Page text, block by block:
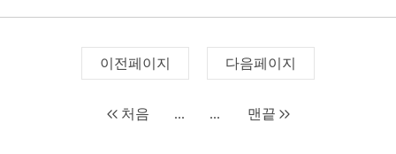
이전페이지 다음페이지
처음 ... ... 맨끝